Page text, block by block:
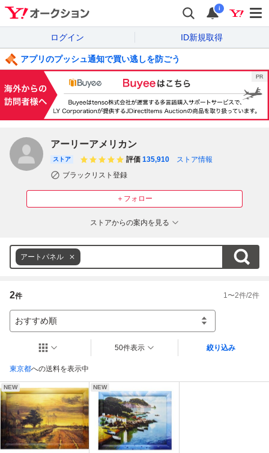
i
ログイン ID新規取得
アプリのプッシュ通知で買い逃しを防ごう
アーリーアメリカン
＋フォロー
ストア 評価 135,910
ストア情報
ブラックリスト登録
ストアからの案内を見る
アートパネル
2件 1 〜2件/2件
おすすめ順
東京都への送料を表示中
50件表示 絞り込み
NEW NEW